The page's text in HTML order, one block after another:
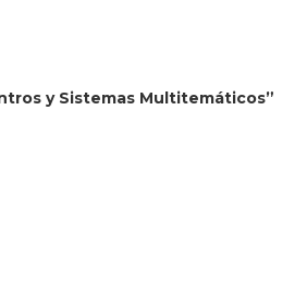
y Sistemas Multitemáticos”